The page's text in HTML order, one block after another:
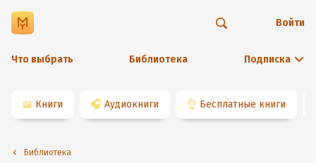
Что выбрать Библиотека Подписка
Войти
📖 Книги 🎧 Аудиокниги 👌 Бесплатные книги
Библиотека